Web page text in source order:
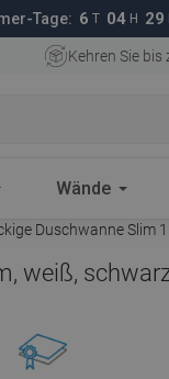
Tage: 6 T 04 H 29
Kehren Sie
Wände
Duschwanne Slim
weiß,